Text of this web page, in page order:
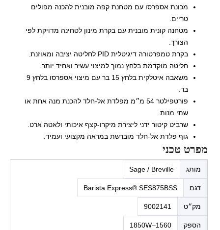
מכונת אספרסו עם מטחנת קפה מובנית להכנה מפולים
טריים.
מטחנה קונית מובנית עם בקרת מינון לטחינה מדויקת לפי
הצורך.
בקרת טמפרטורה דיגיטלית PID לחליטה יציבה ומאוזנת.
חליטה מוקדמת בלחץ נמוך למיצוי עשיר ואחיד יותר.
משאבה איטלקית בלחץ 15 בר עם מיצוי אספרסו בלחץ 9
בר.
פורטפילטר 54 מ״מ מפלדת אל-חלד להכנת מנה אחת או
שתי מנות.
שרביט קיטור ידני ליצירת מיקרו-קצף איכותי ולאטה ארט.
גוף פלדת אל-חלד מוברשת במראה מקצועי ועמיד.
מפרט טכני
מותג Sage / Breville
דגם Barista Express® SES875BSS
מק״ט 9002141
הספק 1560–1850W